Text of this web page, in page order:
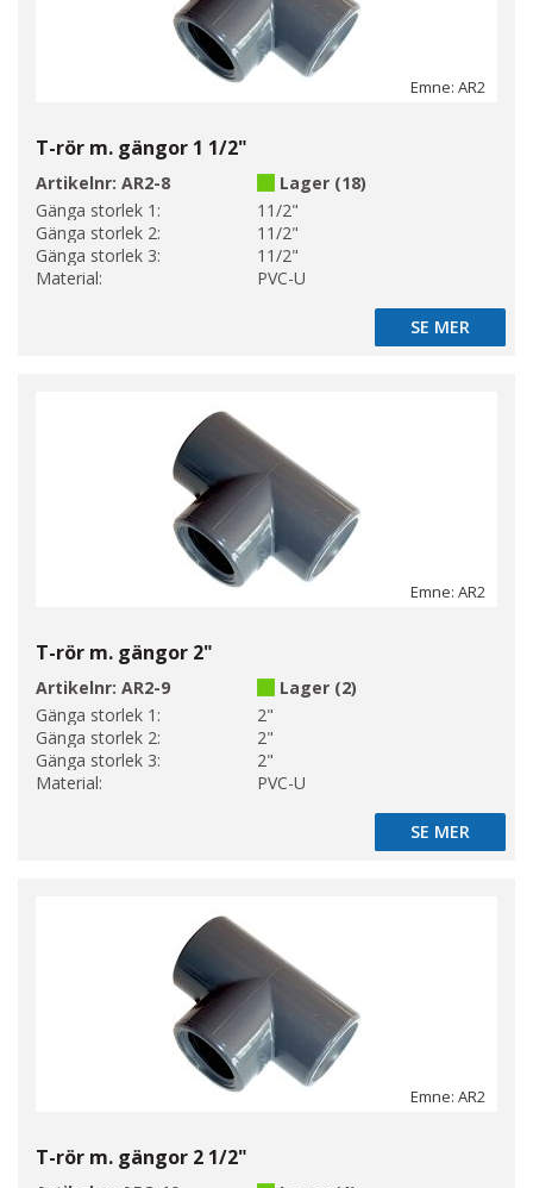
Emne: AR2
T-rör m. gängor 1 1/2"
Artikelnr: AR2-8
Lager (18)
Gänga storlek 1:
11/2"
Gänga storlek 2:
11/2"
Gänga storlek 3:
11/2"
Material:
PVC-U
SE MER
SE MER
Emne: AR2
T-rör m. gängor 2"
Artikelnr: AR2-9
Lager (2)
Gänga storlek 1:
2"
Gänga storlek 2:
2"
Gänga storlek 3:
2"
Material:
PVC-U
SE MER
SE MER
Emne: AR2
T-rör m. gängor 2 1/2"